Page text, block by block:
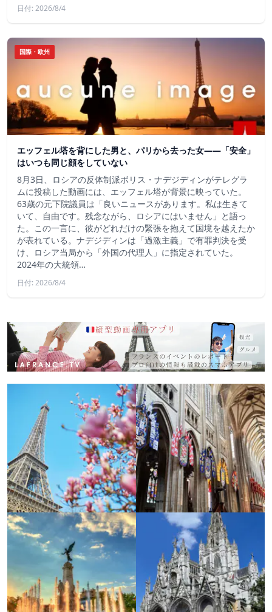
日付: 2026/8/4
国際・欧州
エッフェル塔を背にした男と、パリから去った女——「安全」
はいつも同じ顔をしていない
8月3日、ロシアの反体制派ボリス・ナデジディンがテレグラ
ムに投稿した動画には、エッフェル塔が背景に映っていた。
63歳の元下院議員は「良いニュースがあります。私は生きて
いて、自由です。残念ながら、ロシアにはいません」と語っ
た。この一言に、彼がどれだけの緊張を抱えて国境を越えたか
が表れている。ナデジディンは「過激主義」で有罪判決を受
け、ロシア当局から「外国の代理人」に指定されていた。
2024年の大統領…
日付: 2026/8/4